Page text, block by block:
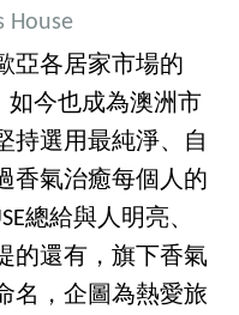
House
亞各居家市場的
，如今也成為澳洲市
持選用最純淨、自
香氣治癒每個人的
總給與人明亮、
的還有，旗下香氣
名，企圖為熱愛旅